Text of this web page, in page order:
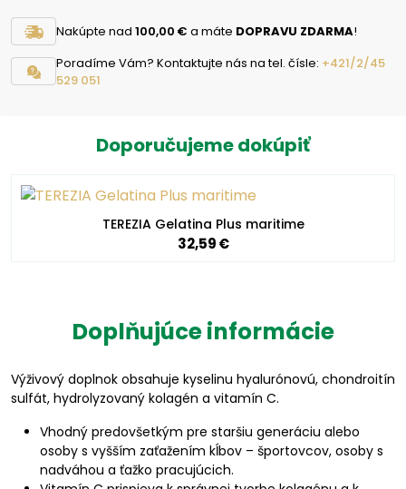
Nakúpte nad 100,00 € a máte DOPRAVU ZDARMA!
Poradíme Vám? Kontaktujte nás na tel. čísle: +421/2/45
529 051
Doporučujeme dokúpiť
TEREZIA Gelatina Plus maritime
32,59 €
Doplňujúce informácie
Výživový doplnok obsahuje kyselinu hyalurónovú, chondroitín
sulfát, hydrolyzovaný kolagén a vitamín C.
Vhodný predovšetkým pre staršiu generáciu alebo
osoby s vyšším zaťažením kĺbov – športovcov, osoby s
nadváhou a ťažko pracujúcich.